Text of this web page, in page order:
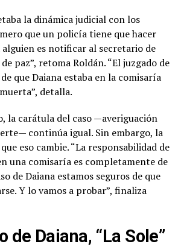
la dinámica judicial con los
que un policía tiene que hacer
es notificar al secretario de
paz”, retoma Roldán. “El juzgado de
que Daiana estaba en la comisaría
detalla.
la carátula del caso —averiguación
continúa igual. Sin embargo, la
eso cambie. “La responsabilidad de
una comisaría es completamente de
de Daiana estamos seguros de que
Y lo vamos a probar”, finaliza
de Daiana, “La Sole”